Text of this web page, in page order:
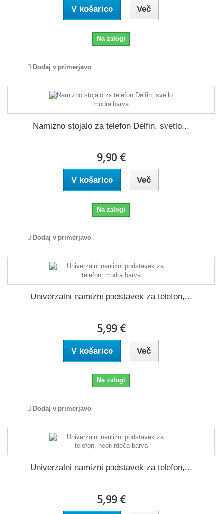
V košarico Več
Na zalogi
Dodaj v primerjavo
Namizno stojalo za telefon Delfin, svetlo...
9,90 €
V košarico Več
Na zalogi
Dodaj v primerjavo
Univerzalni namizni podstavek za telefon,...
5,99 €
V košarico Več
Na zalogi
Dodaj v primerjavo
Univerzalni namizni podstavek za telefon,...
5,99 €